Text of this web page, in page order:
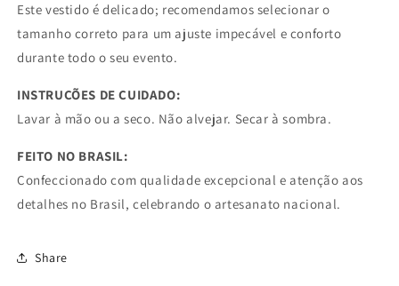
Este vestido é delicado; recomendamos selecionar o
tamanho correto para um ajuste impecável e conforto
durante todo o seu evento.
INSTRUÇÕES DE CUIDADO:
Lavar à mão ou a seco. Não alvejar. Secar à sombra.
FEITO NO BRASIL:
Confeccionado com qualidade excepcional e atenção aos
detalhes no Brasil, celebrando o artesanato nacional.
Share